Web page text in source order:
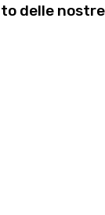
delle